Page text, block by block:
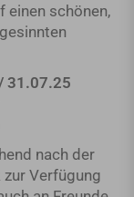
einen schönen,
31.07.25
nach der
Verfügung